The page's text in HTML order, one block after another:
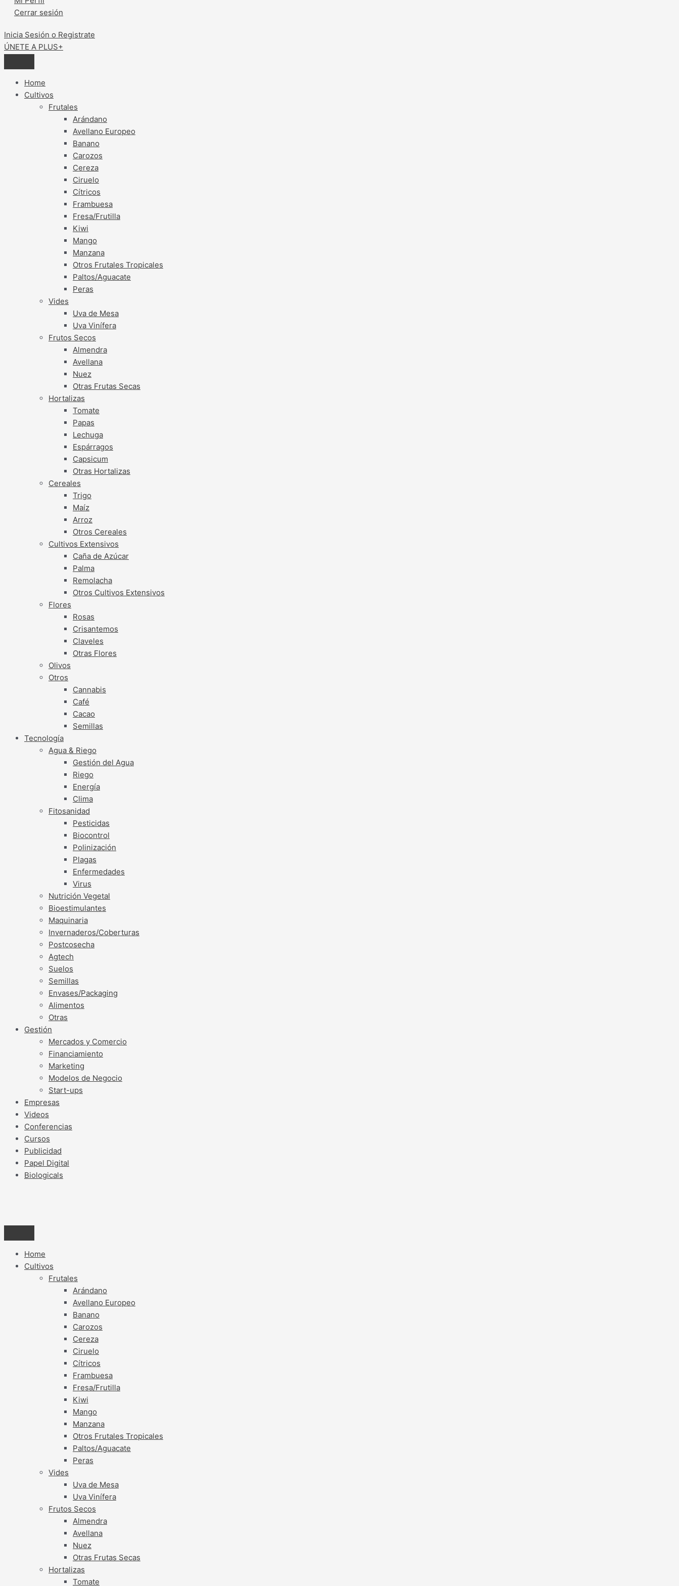
Cerrar sesión
Inicia Sesión o Registrate
ÚNETE A PLUS+
Home
Cultivos
Frutales
Arándano
Avellano Europeo
Banano
Carozos
Cereza
Ciruelo
Cítricos
Frambuesa
Fresa/Frutilla
Kiwi
Mango
Manzana
Otros Frutales Tropicales
Paltos/Aguacate
Peras
Vides
Uva de Mesa
Uva Vinífera
Frutos Secos
Almendra
Avellana
Nuez
Otras Frutas Secas
Hortalizas
Tomate
Papas
Lechuga
Espárragos
Capsicum
Otras Hortalizas
Cereales
Trigo
Maíz
Arroz
Otros Cereales
Cultivos Extensivos
Caña de Azúcar
Palma
Remolacha
Otros Cultivos Extensivos
Flores
Rosas
Crisantemos
Claveles
Otras Flores
Olivos
Otros
Cannabis
Café
Cacao
Semillas
Tecnología
Agua & Riego
Gestión del Agua
Riego
Energía
Clima
Fitosanidad
Pesticidas
Biocontrol
Polinización
Plagas
Enfermedades
Virus
Nutrición Vegetal
Bioestimulantes
Maquinaria
Invernaderos/Coberturas
Postcosecha
Agtech
Suelos
Semillas
Envases/Packaging
Alimentos
Otras
Gestión
Mercados y Comercio
Financiamiento
Marketing
Modelos de Negocio
Start-ups
Empresas
Videos
Conferencias
Cursos
Publicidad
Papel Digital
Biologicals
Home
Cultivos
Frutales
Arándano
Avellano Europeo
Banano
Carozos
Cereza
Ciruelo
Cítricos
Frambuesa
Fresa/Frutilla
Kiwi
Mango
Manzana
Otros Frutales Tropicales
Paltos/Aguacate
Peras
Vides
Uva de Mesa
Uva Vinífera
Frutos Secos
Almendra
Avellana
Nuez
Otras Frutas Secas
Hortalizas
Tomate